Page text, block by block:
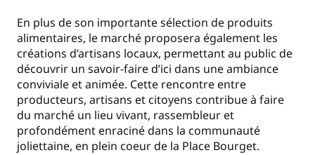
En plus de son importante sélection de produits
alimentaires, le marché proposera également les
créations d’artisans locaux, permettant au public de
découvrir un savoir-faire d’ici dans une ambiance
conviviale et animée. Cette rencontre entre
producteurs, artisans et citoyens contribue à faire
du marché un lieu vivant, rassembleur et
profondément enraciné dans la communauté
joliettaine, en plein coeur de la Place Bourget.